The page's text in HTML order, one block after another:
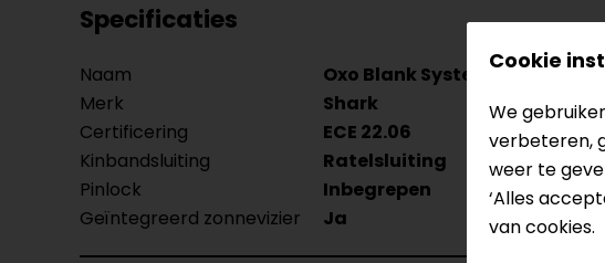
Specificaties
Naam Oxo Blank Systeemhelm
Merk
Shark
Certificering
ECE 22.06
Kinbandsluiting
Ratelsluiting
Pinlock
Inbegrepen
Geïntegreerd zonnevizier
Ja
Cookie
We
verbeteren,
weer te
‘Alles
van cookies.